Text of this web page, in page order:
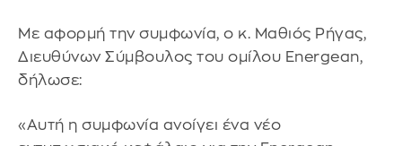
Με αφορμή την συμφωνία, ο κ. Μαθιός Ρήγας,
Διευθύνων Σύμβουλος του ομίλου Energean,
δήλωσε:
«Αυτή η συμφωνία ανοίγει ένα νέο